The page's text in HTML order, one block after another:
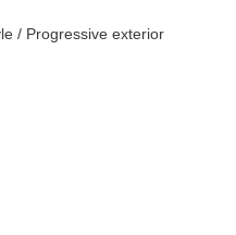
/ Progressive exterior